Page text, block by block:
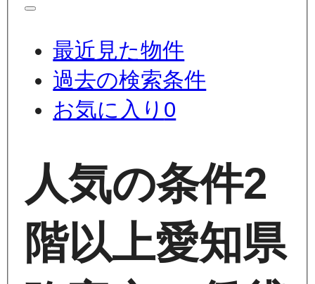
最近見た物件
過去の検索条件
お気に入り 0
人気の条件2
階以上愛知県